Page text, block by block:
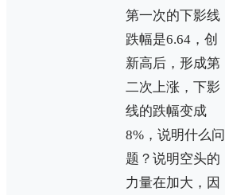
第一次的下影线
跌幅是6.64，创
新高后，形成第
二次上涨，下影
线的跌幅变成
8%，说明什么问
题？说明空头的
力量在加大，因